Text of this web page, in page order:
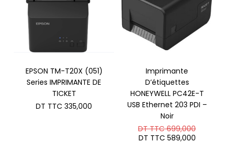
EPSON TM-T20X (051)
Series IMPRIMANTE DE
TICKET
DT TTC 335,000
Imprimante
D’étiquettes
HONEYWELL PC42E-T
USB Ethernet 203 PDI –
Noir
DT TTC699,000Le
DT TTC 589,000Le